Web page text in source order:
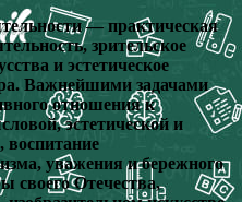
— практическая
зрительское
и эстетическое
Важнейшими задачами
отношения к
эстетической и
воспитание
уважения и бережного
своего Отечества,